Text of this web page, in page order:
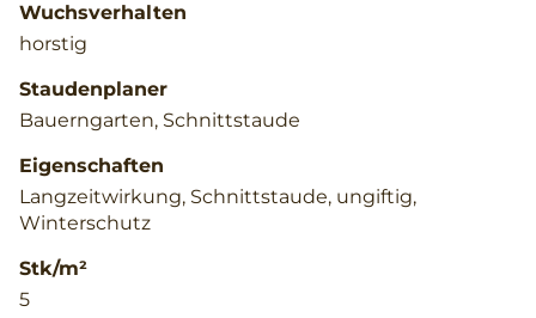
Wuchsverhalten
horstig
Staudenplaner
Bauerngarten, Schnittstaude
Eigenschaften
Langzeitwirkung, Schnittstaude, ungiftig,
Winterschutz
Stk/m²
5